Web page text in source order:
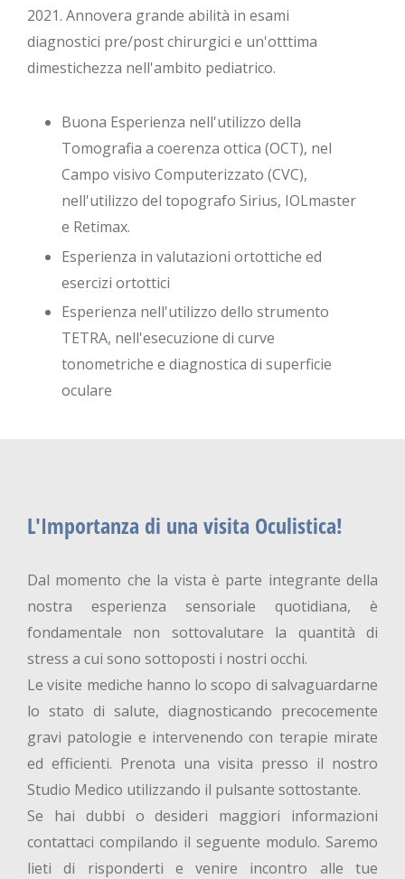
2021. Annovera grande abilità in esami
diagnostici pre/post chirurgici e un'otttima
dimestichezza nell'ambito pediatrico.
Buona Esperienza nell'utilizzo della
Tomografia a coerenza ottica (OCT), nel
Campo visivo Computerizzato (CVC),
nell'utilizzo del topografo Sirius, IOLmaster
e Retimax.
Esperienza in valutazioni ortottiche ed
esercizi ortottici
Esperienza nell'utilizzo dello strumento
TETRA, nell'esecuzione di curve
tonometriche e diagnostica di superficie
oculare
L'Importanza di una visita Oculistica!
Dal momento che la vista è parte integrante della
nostra esperienza sensoriale quotidiana, è
fondamentale non sottovalutare la quantità di
stress a cui sono sottoposti i nostri occhi.
Le visite mediche hanno lo scopo di salvaguardarne
lo stato di salute, diagnosticando precocemente
gravi patologie e intervenendo con terapie mirate
ed efficienti. Prenota una visita presso il nostro
Studio Medico utilizzando il pulsante sottostante.
Se hai dubbi o desideri maggiori informazioni
contattaci compilando il seguente modulo. Saremo
lieti di risponderti e venire incontro alle tue